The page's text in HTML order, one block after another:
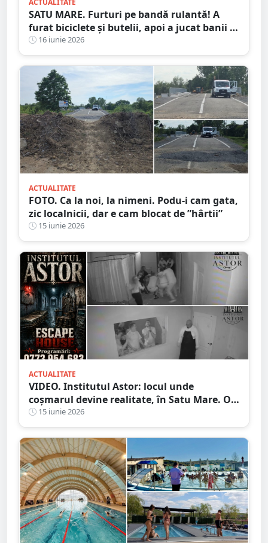
ACTUALITATE
SATU MARE. Furturi pe bandă rulantă! A
furat biciclete și butelii, apoi a jucat banii la
păcănele
16 iunie 2026
ACTUALITATE
FOTO. Ca la noi, la nimeni. Podu-i cam gata,
zic localnicii, dar e cam blocat de ”hârtii”
15 iunie 2026
ACTUALITATE
VIDEO. Institutul Astor: locul unde
coșmarul devine realitate, în Satu Mare. O
nouă provocare îi așteaptă pe amatorii de
adrenalină
15 iunie 2026